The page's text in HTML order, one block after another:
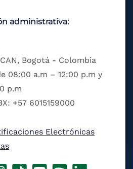
administrativa:
Bogotá - Colombia
08:00 a.m – 12:00 p.m y
p.m
+57 6015159000
Electrónicas